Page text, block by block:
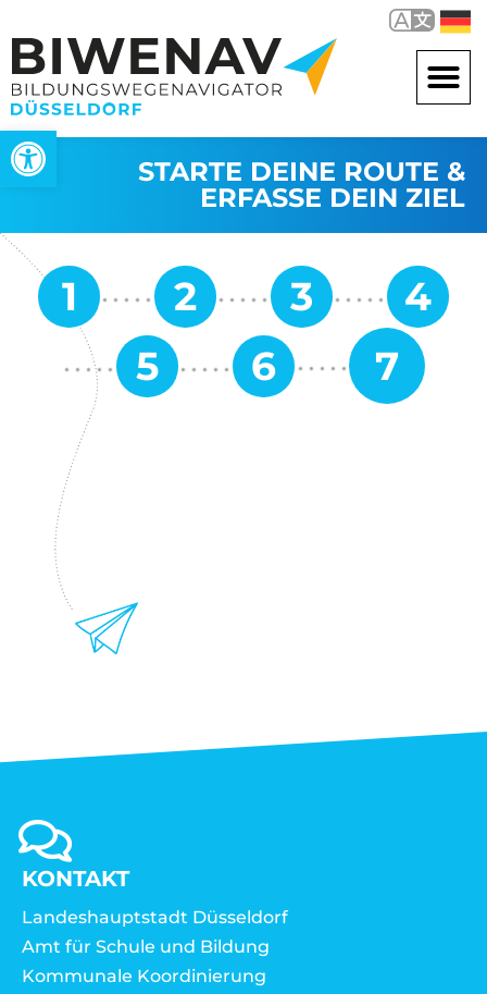
Open toolbar
STARTE DEINE ROUTE &
ERFASSE DEIN ZIEL
KONTAKT
Landeshauptstadt Düsseldorf
Amt für Schule und Bildung
Kommunale Koordinierung